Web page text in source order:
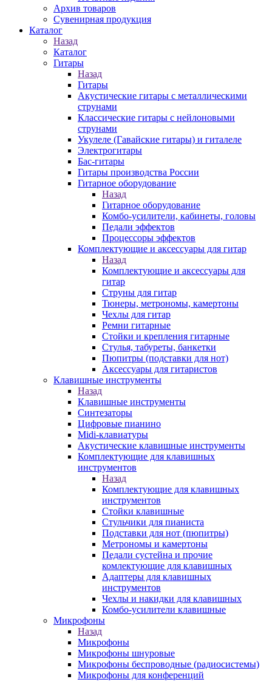
Архив товаров
Сувенирная продукция
Каталог
Назад
Каталог
Гитары
Назад
Гитары
Акустические гитары с металлическими
струнами
Классические гитары с нейлоновыми
струнами
Укулеле (Гавайские гитары) и гиталеле
Электрогитары
Бас-гитары
Гитары производства России
Гитарное оборудование
Назад
Гитарное оборудование
Комбо-усилители, кабинеты, головы
Педали эффектов
Процессоры эффектов
Комплектующие и аксессуары для гитар
Назад
Комплектующие и аксессуары для
гитар
Струны для гитар
Тюнеры, метрономы, камертоны
Чехлы для гитар
Ремни гитарные
Стойки и крепления гитарные
Стулья, табуреты, банкетки
Пюпитры (подставки для нот)
Аксессуары для гитаристов
Клавишные инструменты
Назад
Клавишные инструменты
Синтезаторы
Цифровые пианино
Midi-клавиатуры
Акустические клавишные инструменты
Комплектующие для клавишных
инструментов
Назад
Комплектующие для клавишных
инструментов
Стойки клавишные
Стульчики для пианиста
Подставки для нот (пюпитры)
Метрономы и камертоны
Педали сустейна и прочие
комлектующие для клавишных
Адаптеры для клавишных
инструментов
Чехлы и накидки для клавишных
Комбо-усилители клавишные
Микрофоны
Назад
Микрофоны
Микрофоны шнуровые
Микрофоны беспроводные (радиосистемы)
Микрофоны для конференций